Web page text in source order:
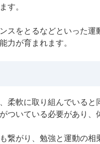
す。
スをとるなどといった運
力が育まれます。
柔軟に取り組んでいると
ついている必要があり
繋がり、勉強と運動の相